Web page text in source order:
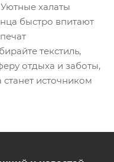
халаты
быстро впитают
текстиль,
отдыха и заботы,
источником